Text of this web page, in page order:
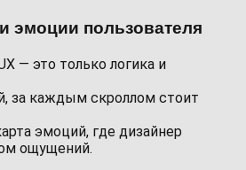
эмоции пользователя
— это только логика и
за каждым скроллом стоит
эмоций, где дизайнер
ощущений.